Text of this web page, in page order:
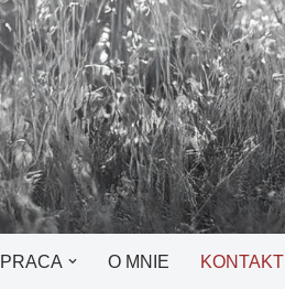
O MNIE KONTAKT